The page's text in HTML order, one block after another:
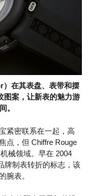
在其表盘、表带和摆
图案，让新表的魅力游
。
紧密联系在一起，高
点，但 Chiffre Rouge
械领域。早在 2004
牌制表转折的标志，该
腕表。